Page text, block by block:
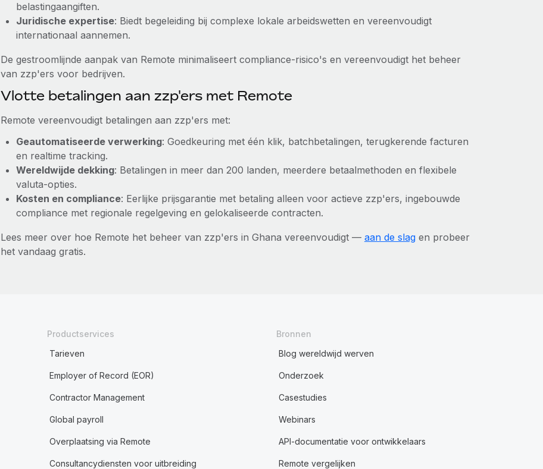
belastingaangiften.
Juridische expertise: Biedt begeleiding bij complexe lokale arbeidswetten en vereenvoudigt
internationaal aannemen.
De gestroomlijnde aanpak van Remote minimaliseert compliance-risico's en vereenvoudigt het beheer
van zzp'ers voor bedrijven.
Vlotte betalingen aan zzp'ers met Remote
Remote vereenvoudigt betalingen aan zzp'ers met:
Geautomatiseerde verwerking: Goedkeuring met één klik, batchbetalingen, terugkerende facturen
en realtime tracking.
Wereldwijde dekking: Betalingen in meer dan 200 landen, meerdere betaalmethoden en flexibele
valuta-opties.
Kosten en compliance: Eerlijke prijsgarantie met betaling alleen voor actieve zzp'ers, ingebouwde
compliance met regionale regelgeving en gelokaliseerde contracten.
Lees meer over hoe Remote het beheer van zzp'ers in Ghana vereenvoudigt — aan de slagen probeer
het vandaag gratis.
Productservices
Tarieven
Employer of Record (EOR)
Contractor Management
Global payroll
Overplaatsing via Remote
Consultancydiensten voor uitbreiding
Bronnen
Blog wereldwijd werven
Onderzoek
Casestudies
Webinars
API-documentatie voor ontwikkelaars
Remote vergelijken